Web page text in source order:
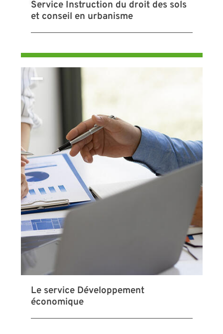
Service Instruction du droit des sols
et conseil en urbanisme
Le service Développement
économique